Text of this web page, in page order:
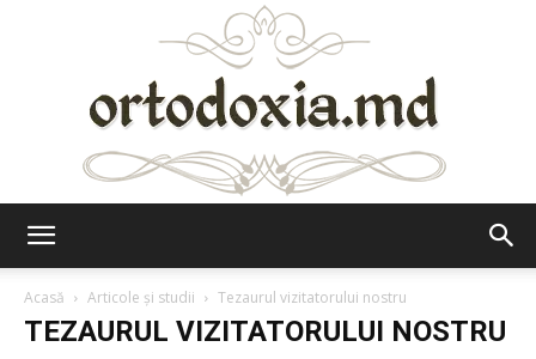
Acasă Articole şi studii Tezaurul vizitatorului nostru
TEZAURUL VIZITATORULUI NOSTRU